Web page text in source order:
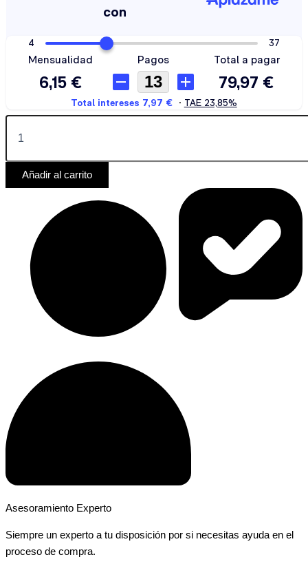
Añadir al carrito
Asesoramiento Experto
Siempre un experto a tu disposición por si necesitas ayuda en el
proceso de compra.